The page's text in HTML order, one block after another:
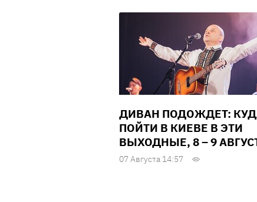
ДИВАН ПОДОЖДЕТ:
ПОЙТИ В КИЕВЕ В ЭТИ
ВЫХОДНЫЕ, 8 – 9
07 Августа 14:57